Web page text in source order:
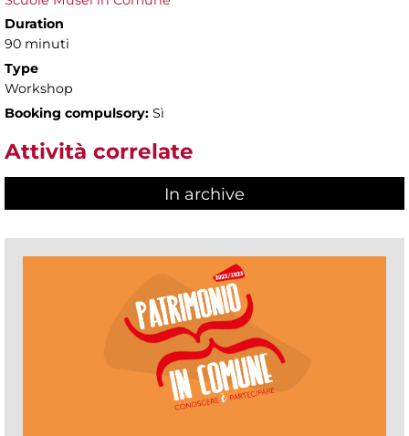
Duration
90 minuti
Type
Workshop
Booking compulsory: Sì
Attività correlate
In archive